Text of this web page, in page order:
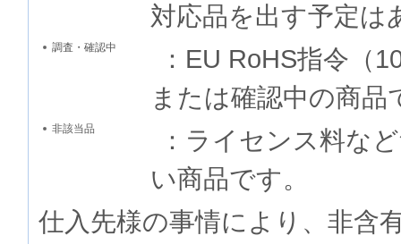
対応品を出す予定は
調査・確認中
：EU RoHS指令（
または確認中の商品
非該当品
：ライセンス料な
い商品です。
仕入先様の事情により、非含